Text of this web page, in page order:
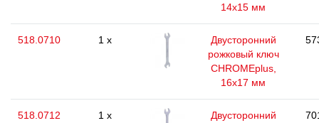
14х15 мм
518.0710 1 x
Двусторонний
рожковый ключ
CHROMEplus,
16х17 мм
518.0712 1 x
Двусторонний